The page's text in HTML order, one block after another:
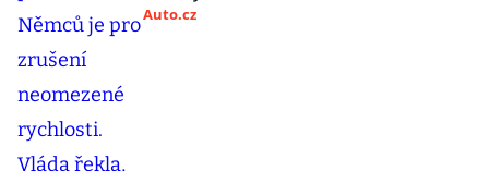
Auto.cz